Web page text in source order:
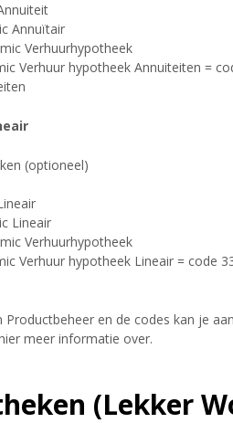
Annuïtair
Verhuurhypotheek
Verhuur hypotheek Annuiteiten =
(optioneel)
Lineair
Verhuurhypotheek
Verhuur hypotheek Lineair = code
en de codes kan je
meer informatie over.
(Lekker